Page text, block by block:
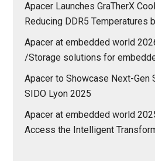
Apacer Launches GraTherX
Reducing DDR5 Temperatures
Apacer at embedded world
/Storage solutions for
Apacer to Showcase Next-Gen
SIDO Lyon 2025
Apacer at embedded world
Access the Intelligent